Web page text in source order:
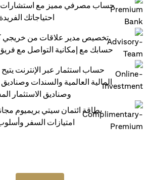
حساب مصرفي مميز مع
احتياجاتك
تخصيص مدير علاقات من خريجي
حسابك مع إمكانية التواصل مع
حساب استثمار عبر الإنترنت يتيح
المالية العالمية والسندات وصناديق
وصناديق الاستثمار
بطاقة ائتمان سيتي بريميوم
امتيازات السفر